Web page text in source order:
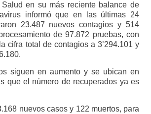
en su más reciente balance de
informó que en las últimas 24
23.487 nuevos contagios y 514
de 97.872 pruebas, con
cifra total de contagios a 3’294.101 y
siguen en aumento y se ubican en
que el número de recuperados ya es
nuevos casos y 122 muertos, para